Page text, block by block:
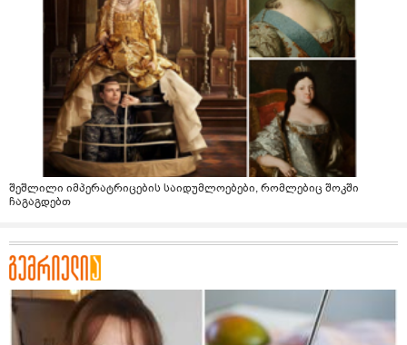
შეშლილი იმპერატრიცების საიდუმლოებები, რომლებიც შოკში
ჩაგაგდებთ